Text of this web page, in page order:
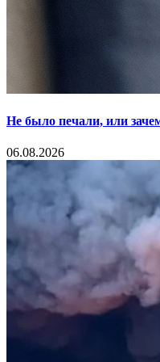
Не было печали, или
06.08.2026